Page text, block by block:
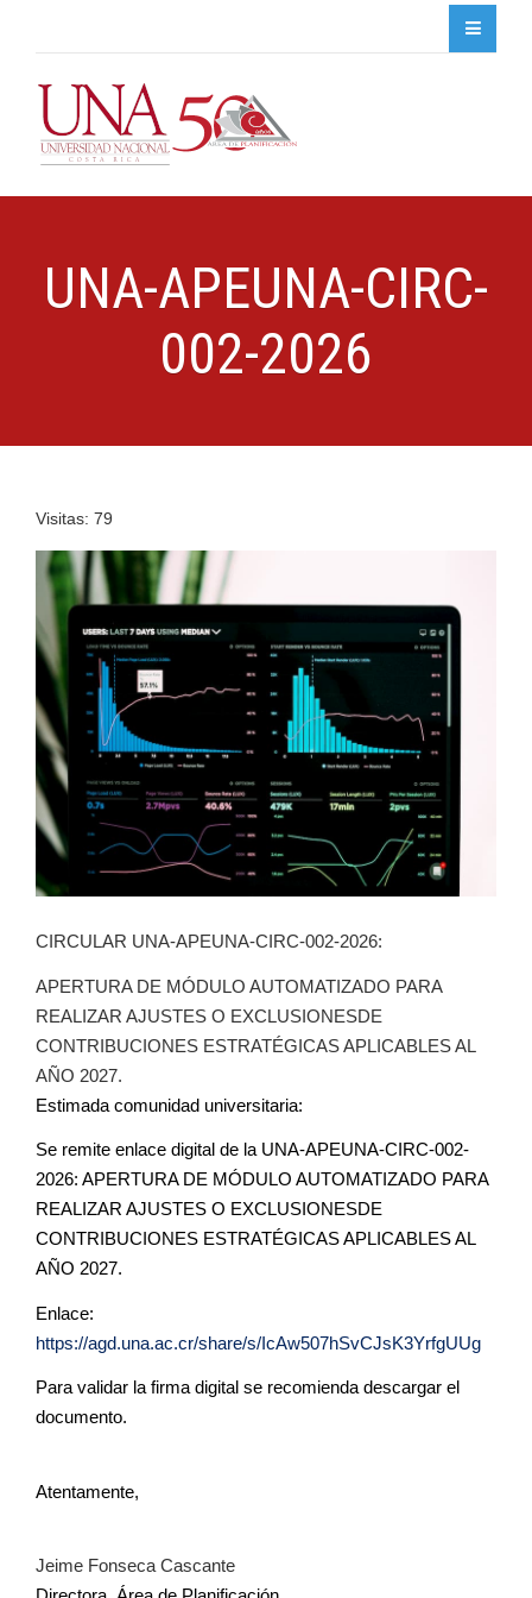
UNA-APEUNA-CIRC-
002-2026
Visitas: 79
CIRCULAR UNA-APEUNA-CIRC-002-2026:
APERTURA DE MÓDULO AUTOMATIZADO PARA
REALIZAR AJUSTES O EXCLUSIONESDE
CONTRIBUCIONES ESTRATÉGICAS APLICABLES AL
AÑO 2027.
Estimada comunidad universitaria:
Se remite enlace digital de la UNA-APEUNA-CIRC-002-
2026: APERTURA DE MÓDULO AUTOMATIZADO PARA
REALIZAR AJUSTES O EXCLUSIONESDE
CONTRIBUCIONES ESTRATÉGICAS APLICABLES AL
AÑO 2027.
Enlace:
https://agd.una.ac.cr/share/s/IcAw507hSvCJsK3YrfgUUg
Para validar la firma digital se recomienda descargar el
documento.
Atentamente,
Jeime Fonseca Cascante